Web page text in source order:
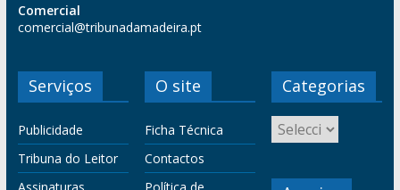
Comercial
comercial@tribunadamadeira.pt
Serviços
Publicidade
Tribuna do Leitor
O site
Ficha Técnica
Contactos
Categorias